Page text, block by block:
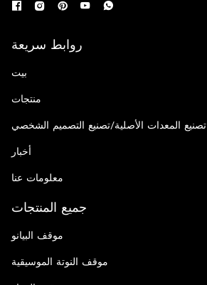
روابط سريعة
بيت
منتجات
تصنيع المعدات الأصلية/تصنيع التصميم الشخصي
أخبار
معلومات عنا
جميع المنتجات
موقف البيانو
موقف النوتة الموسيقية